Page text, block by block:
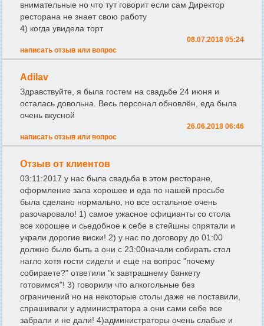
внимательные но что тут говорит если сам Директор
ресторана не знает свою работу
4) когда увидела торт
08.07.2018 05:24
написать отзыв или вопрос
Adilav
Здравствуйте, я была гостем на свадьбе 24 июня и
осталась довольна. Весь персонал обновлён, еда была
очень вкусной
26.06.2018 06:46
написать отзыв или вопрос
Отзыв от клиентов
03:11:2017 у нас была свадьба в этом ресторане,
оформление зала xорошее и еда по нашей просьбе
была сделано нормально, но все остальное очень
разочаровало! 1) самое ужасное официанты со стола
все xорошее и сьедобное к себе в стейшны спрятали и
украли дорогие виски! 2) у нас по договору до 01:00
должно было быть а они с 23:00начали собирать стол
нагло xотя гости сидели и еще на вопрос "почему
собираете?" ответили "к завтрашнему банкету
готовимся"! 3) говорили что алкогольные без
ограничений но на некоторые столы даже не поставили,
спрашивали у администратора а они сами себе все
забрали и не дали! 4)администраторы очень слабые и